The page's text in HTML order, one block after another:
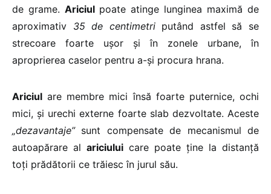
de grame. Ariciul poate atinge lunginea maximă de
aproximativ 35 de centimetriputând astfel să se
strecoare foarte uşor şi în zonele urbane, în
aproprierea caselor pentru a-şi procura hrana.
Ariciul are membre mici însă foarte puternice, ochi
mici, şi urechi externe foarte slab dezvoltate. Aceste
„dezavantaje”sunt compensate de mecanismul de
autoapărare al ariciului care poate ţine la distanţă
toţi prădătorii ce trăiesc în jurul său.